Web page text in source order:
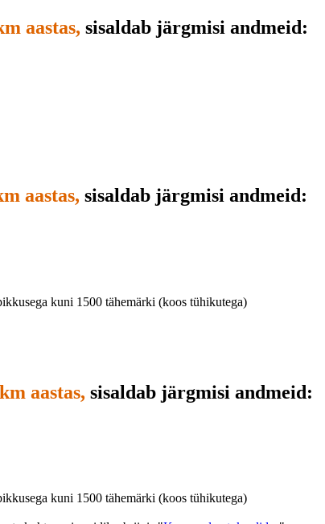
aastas, sisaldab järgmisi andmeid:
aastas, sisaldab järgmisi andmeid:
kuni 1500 tähemärki (koos tühikutega)
aastas, sisaldab järgmisi andmeid:
kuni 1500 tähemärki (koos tühikutega)